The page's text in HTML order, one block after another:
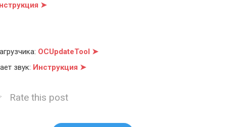
➤
OCUpdateTool ➤
звук: Инструкция ➤
Rate this post